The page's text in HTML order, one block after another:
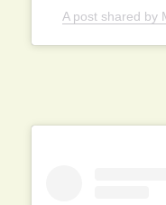
A post shared by